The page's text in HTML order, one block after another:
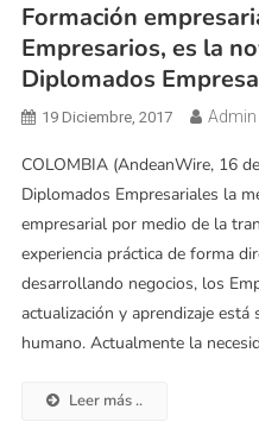
Formación
Empresarios, es la
Diplomados
19 Diciembre, 2017 Admin
COLOMBIA (AndeanWire, 16
Diplomados Empresariales la
empresarial por medio de la
experiencia práctica de forma
desarrollando negocios, los
actualización y aprendizaje
humano. Actualmente la
Leer más ..